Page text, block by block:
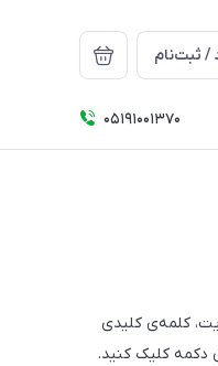
/ ثبت‌نام
05191001370
کلمه‌ی کلیدی
دکمه کلیک کنید.